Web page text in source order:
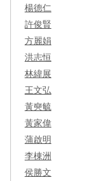
楊德仁
許俊賢
方麗娟
洪志恒
林緯展
王文弘
黃奭毓
黃家偉
蒲啟明
李棟洲
侯勝文